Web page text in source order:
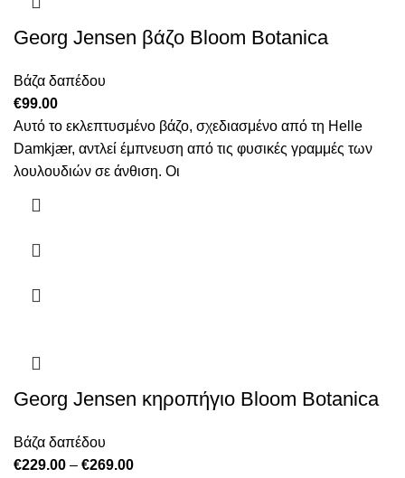
επιλογές
να
επιλεγούν
στη
σελίδα
του
Georg Jensen βάζο Bloom Botanica
Βάζα δαπέδου
€99.00
Αυτό το εκλεπτυσμένο βάζο, σχεδιασμένο από τη Helle
Damkjær, αντλεί έμπνευση από τις φυσικές γραμμές των
λουλουδιών σε άνθιση. Οι
Georg Jensen κηροπήγιο Bloom Botanica
Βάζα δαπέδου
€229.00 – €269.00Price